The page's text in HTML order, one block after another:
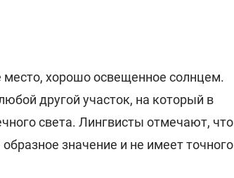
место, хорошо освещенное солнцем.
другой участок, на который в
света. Лингвисты отмечают, что
значение и не имеет точного